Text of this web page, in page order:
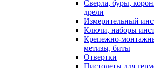
Сверла, буры,
дрели
Измерительный
Ключи, наборы
Крепежно-
метизы, биты
Отвертки
Пистолеты для